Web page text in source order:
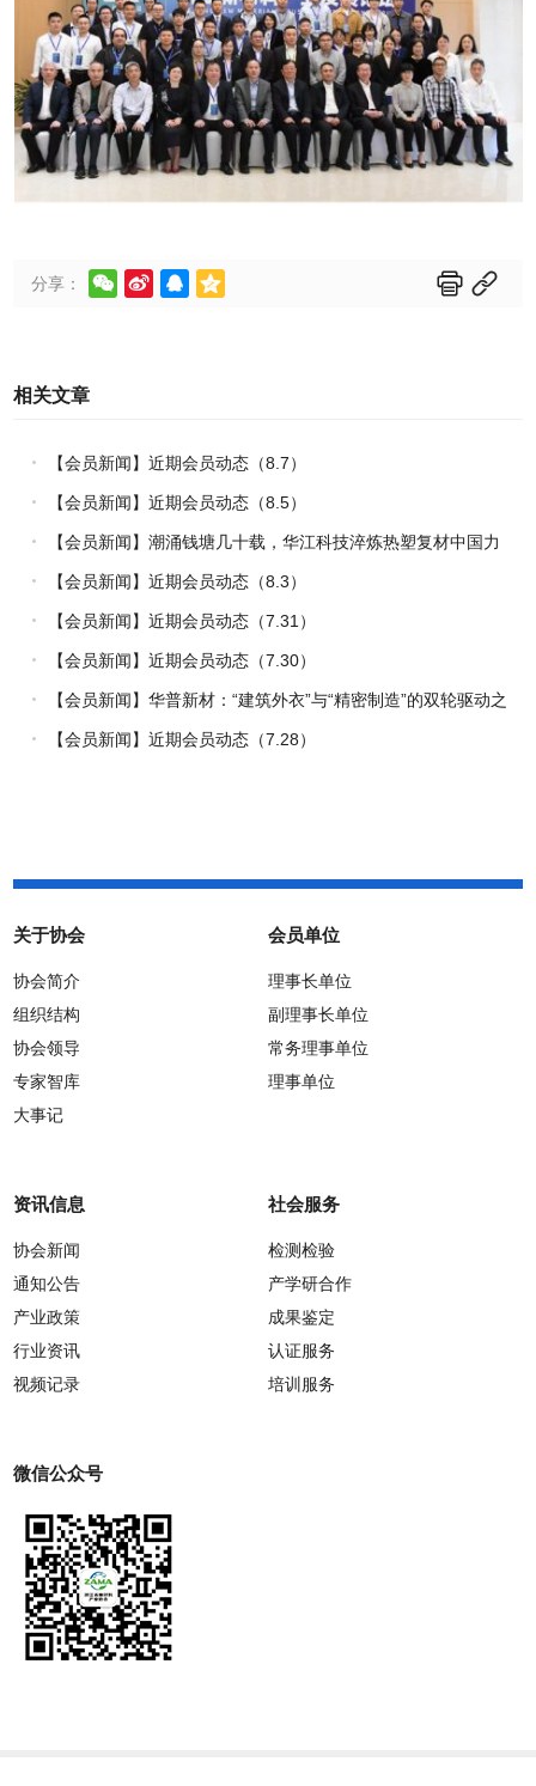
分享：      
相关文章
【会员新闻】近期会员动态（8.7）
【会员新闻】近期会员动态（8.5）
【会员新闻】潮涌钱塘几十载，华江科技淬炼热塑复材中国力
量
【会员新闻】近期会员动态（8.3）
【会员新闻】近期会员动态（7.31）
【会员新闻】近期会员动态（7.30）
【会员新闻】华普新材：“建筑外衣”与“精密制造”的双轮驱动之
路
【会员新闻】近期会员动态（7.28）
关于协会
协会简介
组织结构
协会领导
专家智库
大事记
会员单位
理事长单位
副理事长单位
常务理事单位
理事单位
资讯信息
协会新闻
通知公告
产业政策
行业资讯
视频记录
社会服务
检测检验
产学研合作
成果鉴定
认证服务
培训服务
微信公众号